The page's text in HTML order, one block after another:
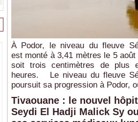
À Podor, le niveau du fleuve
est monté à 3,41 mètres le 5 août
soit trois centimètres de plus
heures. Le niveau du fleuve
poursuit sa progression à Podor,
Tivaouane : le nouvel
Seydi El Hadji Malick Sy